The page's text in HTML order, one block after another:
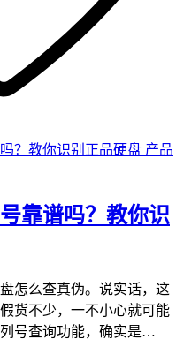
产品
靠谱吗？教你识
怎么查真伪。说实话，这
货不少，一不小心就可能
号查询功能，确实是…